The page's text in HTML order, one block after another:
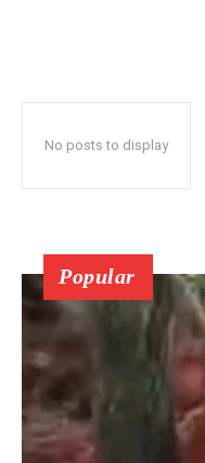
No posts to display
Popular